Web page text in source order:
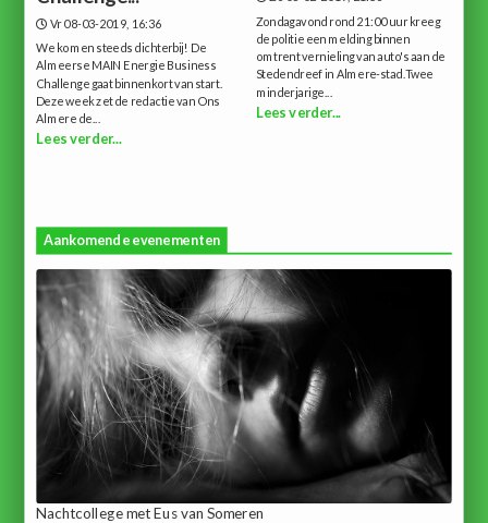
Vr 08-03-2019, 16:36
We komen steeds dichterbij! De
Almeerse MAIN Energie Business
Challenge gaat binnenkort van start.
Deze week zet de redactie van Ons
Almere de...
Lees verder...
Zondagavond rond 21:00 uur kreeg
de politie een melding binnen
omtrent vernieling van auto's aan de
Stedendreef in Almere-stad.Twee
minderjarige...
Lees verder...
Aankomende evenementen
Nachtcollege met Eus van Someren